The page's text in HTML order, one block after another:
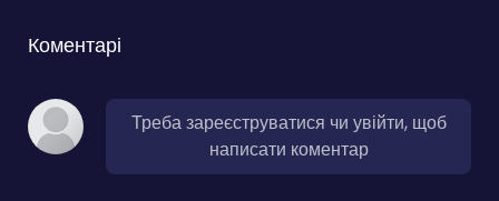
Коментарі
Треба зареєструватися чи увійти, щоб
написати коментар